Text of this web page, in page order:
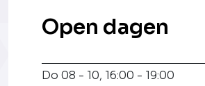
Open dagen
Do 08 - 10, 16:00 - 19:00